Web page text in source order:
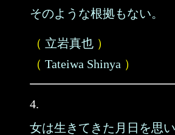
そのような根拠もない。
（ 立岩真也 ）
（ Tateiwa Shinya ）
4.
女は生きてきた月日を思い